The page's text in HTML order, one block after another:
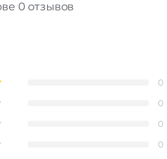
0 отзывов
0
0
0
0